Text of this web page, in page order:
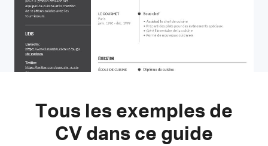
Tous les exemples de
CV dans ce guide